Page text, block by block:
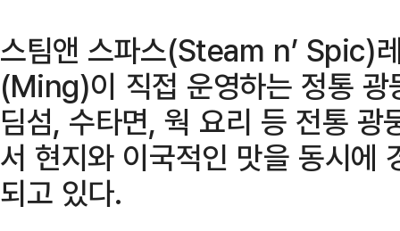
스팀앤 스파스(Steam n’ Spic)
(Ming)이 직접 운영하는 정통 광
딤섬, 수타면, 웍 요리 등 전통 광
서 현지와 이국적인 맛을 동시에
되고 있다.